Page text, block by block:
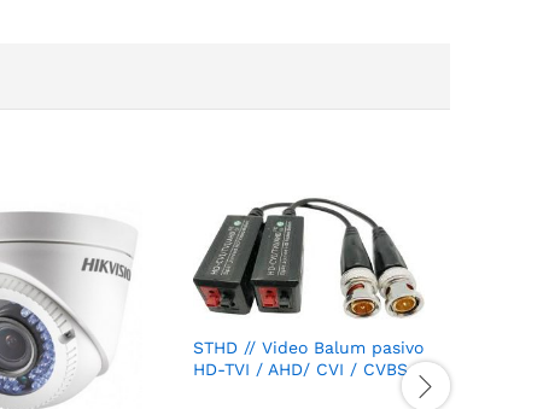
STHD // Video Balum pasivo
HD-TVI / AHD/ CVI / CVBS